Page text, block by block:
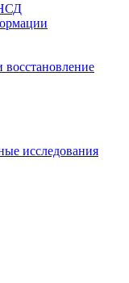
восстановление
исследования